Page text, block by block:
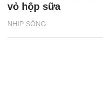
NHỊP SỐNG
vỏ hộp sữa